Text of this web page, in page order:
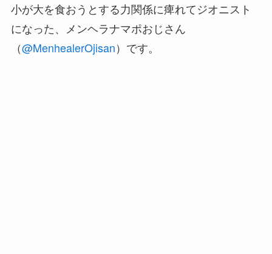
小が大を食おうとする力関係に痺れてジオニスト
になった、メンヘラナマポおじさん
（@MenhealerOjisan）です。